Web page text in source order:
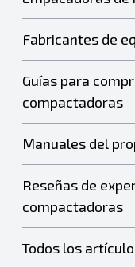
Fabricantes de
Guías para
compactadoras
Manuales del
Reseñas de
compactadoras
Todos los